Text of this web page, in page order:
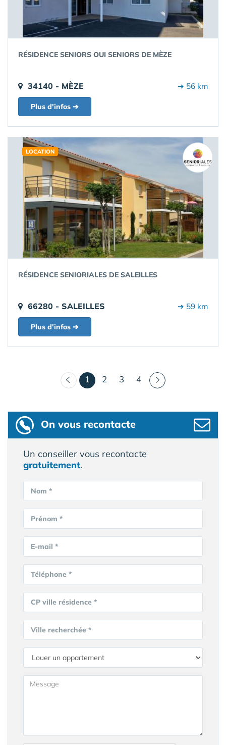
RÉSIDENCE SENIORS OUI SENIORS DE MÈZE
34140 - MÈZE ➔ 56 km
Plus d'infos ➔
LOCATION
RÉSIDENCE SENIORIALES DE SALEILLES
66280 - SALEILLES ➔ 59 km
Plus d'infos ➔
1 (courant)
2 3 4
On vous recontacte
Un conseiller vous recontacte
gratuitement.
Nom *
Prénom *
E-mail *
Téléphone *
CP ville résidence *
Ville recherchée *